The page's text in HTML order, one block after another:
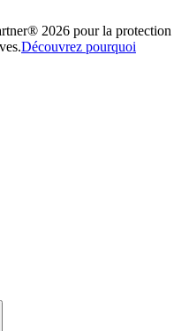
2026 pour la protection
Découvrez pourquoi